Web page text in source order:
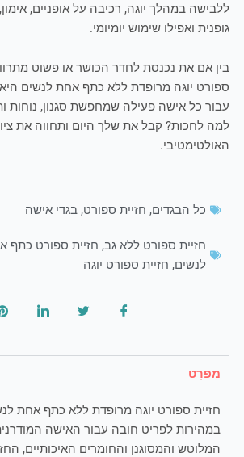
ללבישה במהלך יוגה, רכיבה על אופניים, אימון,
גופנית ואפילו שימוש יומיומי.
בין אם את נכנסת לחדר הכושר או פשוט
ספורט יוגה מרופדת ללא כתף אחת לנשים
עבור כל אישה פעילה שמחפשת סגנון, נוחות
למה לחכות? קבל את שלך היום ותחווה את ציוד
האולטימטיבי.
כל הבגדים,חזיית ספורט,בגדי אישה
חזיית ספורט ללא גב,חזיית ספורט כתף
לנשים,חזיית ספורט יוגה
מִפרָט
חזיית ספורט יוגה מרופדת ללא כתף אחת
במהירות לפריט חובה עבור האישה
המלוטש והמסוגנן והחומרים האיכותיים,